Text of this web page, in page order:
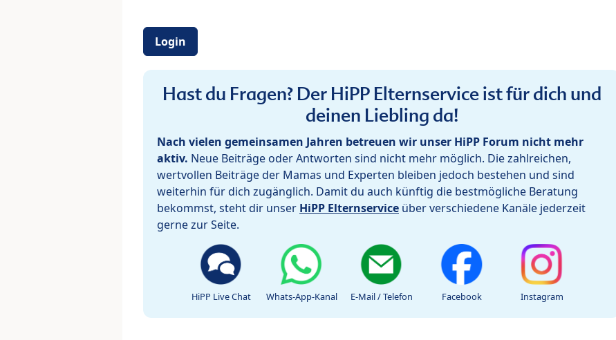
Login
Hast du Fragen? Der HiPP Elternservice ist für dich und
deinen Liebling da!
Nach vielen gemeinsamen Jahren betreuen wir unser HiPP Forum nicht mehr
aktiv. Neue Beiträge oder Antworten sind nicht mehr möglich. Die zahlreichen,
wertvollen Beiträge der Mamas und Experten bleiben jedoch bestehen und sind
weiterhin für dich zugänglich. Damit du auch künftig die bestmögliche Beratung
bekommst, steht dir unser HiPP Elternservice über verschiedene Kanäle jederzeit
gerne zur Seite.
HiPP Live Chat Whats-App-Kanal E-Mail / Telefon Facebook Instagram